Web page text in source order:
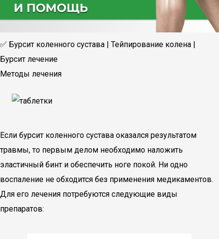
✅ Бурсит коленного сустава | Тейпирование колена |
Бурсит лечение
Методы лечения
Если бурсит коленного сустава оказался результатом
травмы, то первым делом необходимо наложить
эластичный бинт и обеспечить ноге покой. Ни одно
воспаление не обходится без применения медикаментов.
Для его лечения потребуются следующие виды
препаратов: